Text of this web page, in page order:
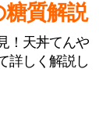
質解説
！天丼てんや
詳しく解説し